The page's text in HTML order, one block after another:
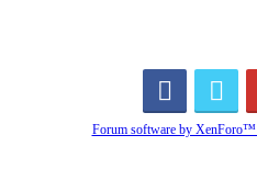
Forum software by XenForo™